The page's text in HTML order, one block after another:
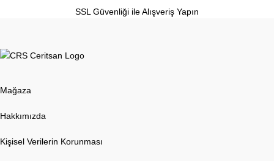
SSL Güvenliği ile Alışveriş Yapın
Mağaza
Hakkımızda
Kişisel Verilerin Korunması